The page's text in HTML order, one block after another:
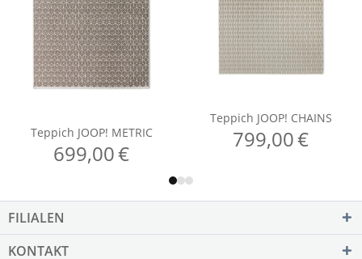
FILIALEN
KONTAKT